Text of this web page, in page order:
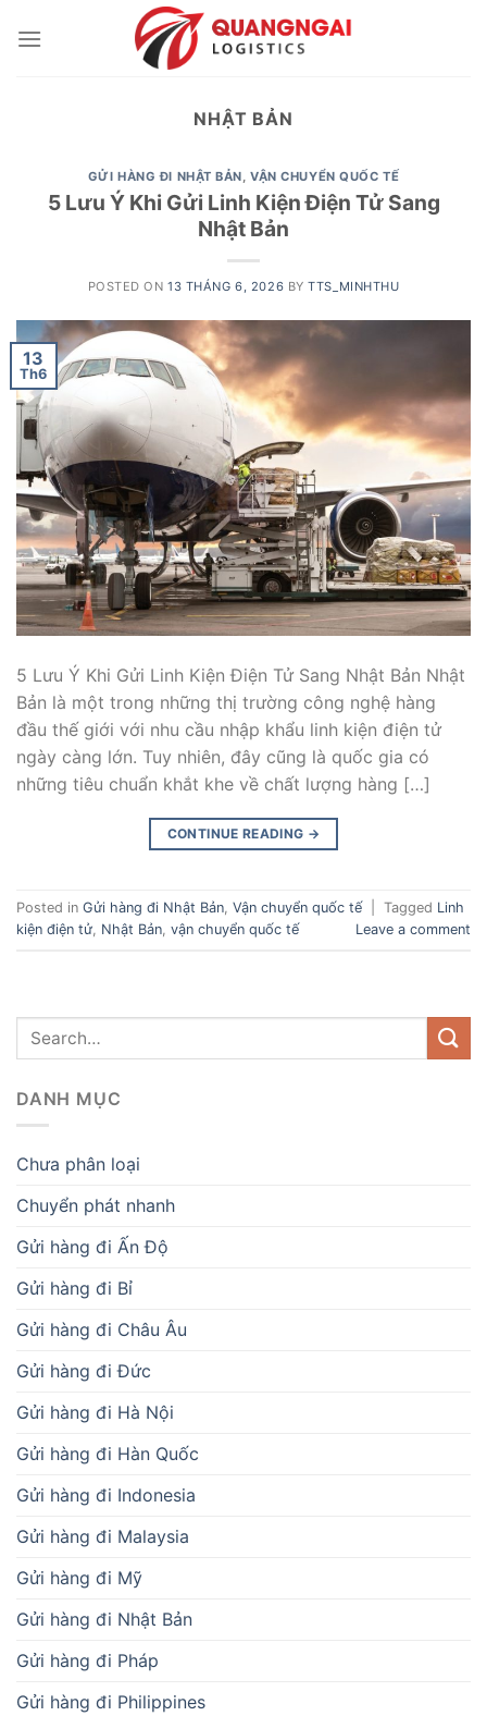
NHẬT BẢN
GỬI HÀNG ĐI NHẬT BẢN,VẬN CHUYỂN QUỐC TẾ
5 Lưu Ý Khi Gửi Linh Kiện Điện Tử Sang
Nhật Bản
POSTED ON13 THÁNG 6, 2026 BYTTS_MINHTHU
13
Th6
5 Lưu Ý Khi Gửi Linh Kiện Điện Tử Sang Nhật Bản Nhật
Bản là một trong những thị trường công nghệ hàng
đầu thế giới với nhu cầu nhập khẩu linh kiện điện tử
ngày càng lớn. Tuy nhiên, đây cũng là quốc gia có
những tiêu chuẩn khắt khe về chất lượng hàng […]
CONTINUE READING →
Posted in Gửi hàng đi Nhật Bản, Vận chuyển quốc tế Tagged Linh
kiện điện tử, Nhật Bản, vận chuyển quốc tế Leave a comment
DANH MỤC
Chưa phân loại
Chuyển phát nhanh
Gửi hàng đi Ấn Độ
Gửi hàng đi Bỉ
Gửi hàng đi Châu Âu
Gửi hàng đi Đức
Gửi hàng đi Hà Nội
Gửi hàng đi Hàn Quốc
Gửi hàng đi Indonesia
Gửi hàng đi Malaysia
Gửi hàng đi Mỹ
Gửi hàng đi Nhật Bản
Gửi hàng đi Pháp
Gửi hàng đi Philippines